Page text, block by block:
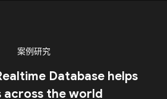
案例研究
Database helps
across the world